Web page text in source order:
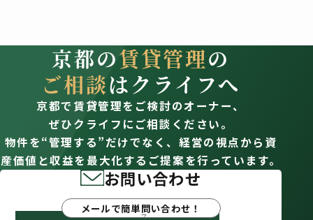
京都の賃貸管理の
ご相談はクライフへ
京都で賃貸管理をご検討のオーナー、
ぜひクライフにご相談ください。
物件を“管理する”だけでなく、経営の視点から資
産価値と収益を最大化するご提案を行っています。
お問い合わせ
メールで簡単問い合わせ！